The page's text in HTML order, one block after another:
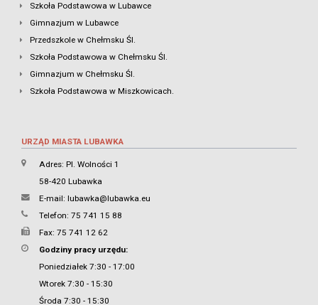
Szkoła Podstawowa w Lubawce
Gimnazjum w Lubawce
Przedszkole w Chełmsku Śl.
Szkoła Podstawowa w Chełmsku Śl.
Gimnazjum w Chełmsku Śl.
Szkoła Podstawowa w Miszkowicach.
URZĄD MIASTA LUBAWKA
Adres: Pl. Wolności 1
58-420 Lubawka
E-mail: lubawka@lubawka.eu
Telefon: 75 741 15 88
Fax: 75 741 12 62
Godziny pracy urzędu:
Poniedziałek 7:30 - 17:00
Wtorek 7:30 - 15:30
Środa 7:30 - 15:30